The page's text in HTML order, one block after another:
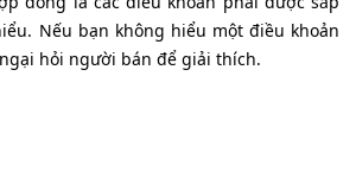
Nếu bạn không hiểu một điều khoản
hỏi người bán để giải thích.